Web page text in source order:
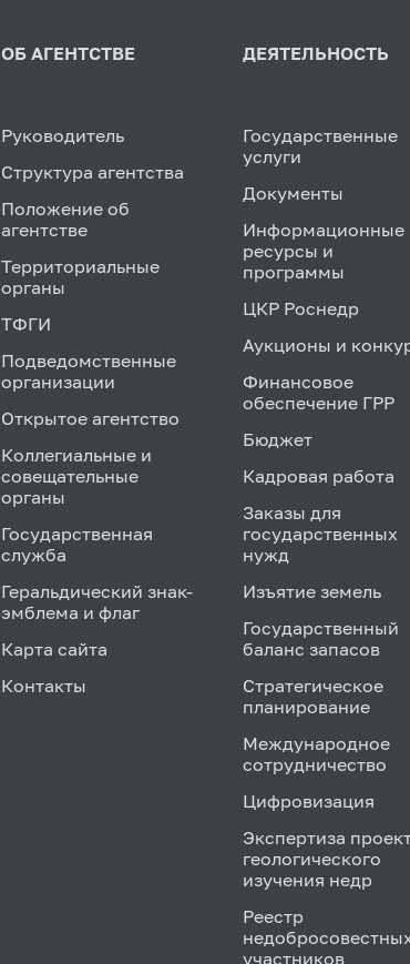
ОБ АГЕНТСТВЕ
Руководитель
Структура агентства
Положение об
агентстве
Территориальные
органы
ТФГИ
Подведомственные
организации
Открытое агентство
Коллегиальные и
совещательные
органы
Государственная
служба
Геральдический знак-
эмблема и флаг
Карта сайта
Контакты
ДЕЯТЕЛЬНОСТЬ
Государственные
услуги
Документы
Информационные
ресурсы и
программы
ЦКР Роснедр
Аукционы и
Финансовое
обеспечение ГРР
Бюджет
Кадровая работа
Заказы для
государственных
нужд
Изъятие земель
Государственный
баланс запасов
Стратегическое
планирование
Международное
сотрудничество
Цифровизация
Экспертиза
геологического
изучения недр
Реестр
участников